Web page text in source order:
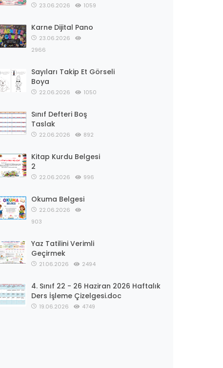
23.06.2026 1059
Karne Dijital Pano
23.06.2026
2966
Sayıları Takip Et Görseli
Boya
22.06.2026 1050
Sınıf Defteri Boş
Taslak
22.06.2026 892
Kitap Kurdu Belgesi
2
22.06.2026 996
Okuma Belgesi
22.06.2026
903
Yaz Tatilini Verimli
Geçirmek
21.06.2026 2494
4. Sınıf 22 - 26 Haziran 2026 Haftalık
Ders İşleme Çizelgesi.doc
19.06.2026 4749